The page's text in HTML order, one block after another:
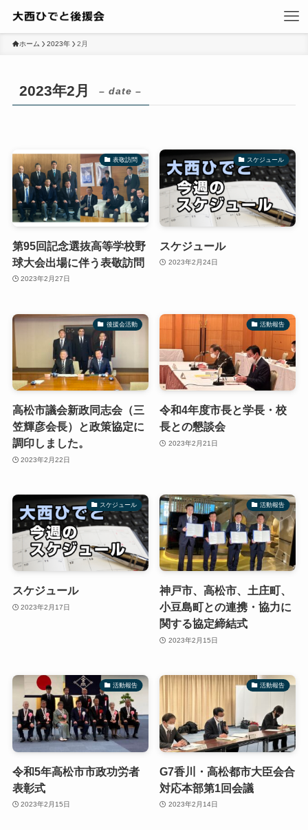
ホーム 2023年 2月
2023年2月 – date –
表敬訪問
第95回記念選抜高等学校野
球大会出場に伴う表敬訪問
2023年2月27日
スケジュール
スケジュール
2023年2月24日
後援会活動
高松市議会新政同志会（三
笠輝彦会長）と政策協定に
調印しました。
2023年2月22日
活動報告
令和4年度市長と学長・校
長との懇談会
2023年2月21日
スケジュール
スケジュール
2023年2月17日
活動報告
神戸市、高松市、土庄町、
小豆島町との連携・協力に
関する協定締結式
2023年2月15日
活動報告
令和5年高松市市政功労者
表彰式
2023年2月15日
活動報告
G7香川・高松都市大臣会合
対応本部第1回会議
2023年2月14日